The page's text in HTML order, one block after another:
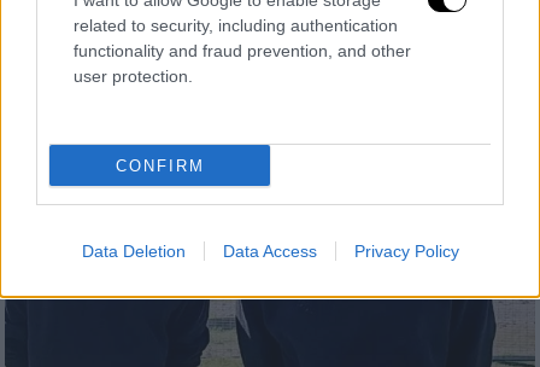
related to security, including authentication
functionality and fraud prevention, and other
user protection.
CONFIRM
Data Deletion Data Access Privacy Policy
διαχειρίζεται το υπουργείο Εσωτερικών
της Βρετανίας έχουν εξαφανιστεί